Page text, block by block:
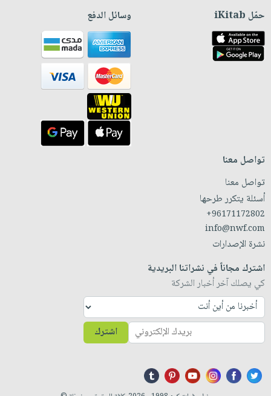
حمّل iKitab وسائل الدفع
تواصل معنا
تواصل معنا
أسئلة يتكرر طرحها
+96171172802
info@nwf.com
نشرة الإصدارات
اشترك مجاناً في نشراتنا البريدية
كي يصلك آخر أخبار الشركة
اشترك